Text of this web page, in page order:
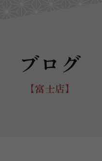
ブログ
【富士店】